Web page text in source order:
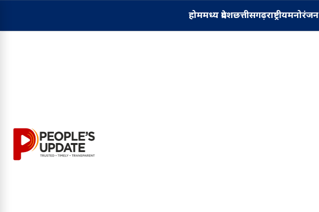
होममध्य प्रदेशछत्तीसगढ़राष्ट्रीयमनोरंजन